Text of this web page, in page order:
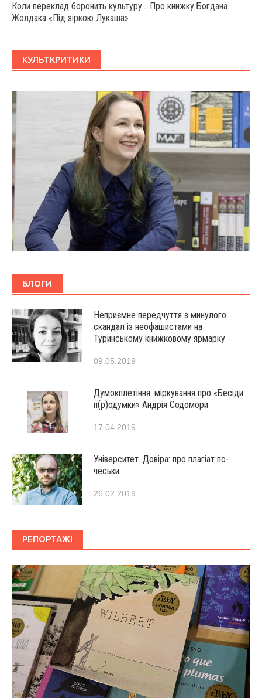
Коли переклад боронить культуру… Про книжку Богдана
Жолдака «Під зіркою Лукаша»
КУЛЬТКРИТИКИ
БЛОГИ
Неприємне передчуття з минулого:
скандал із неофашистами на
Туринському книжковому ярмарку
09.05.2019
Думокплетіння: міркування про «Бесіди
п(р)одумки» Андрія Содомори
17.04.2019
Університет. Довіра: про плагіат по-
чеськи
26.02.2019
РЕПОРТАЖІ